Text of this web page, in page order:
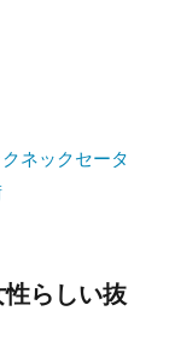
ネックセータ
らしい抜